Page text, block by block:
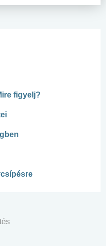
figyelj?